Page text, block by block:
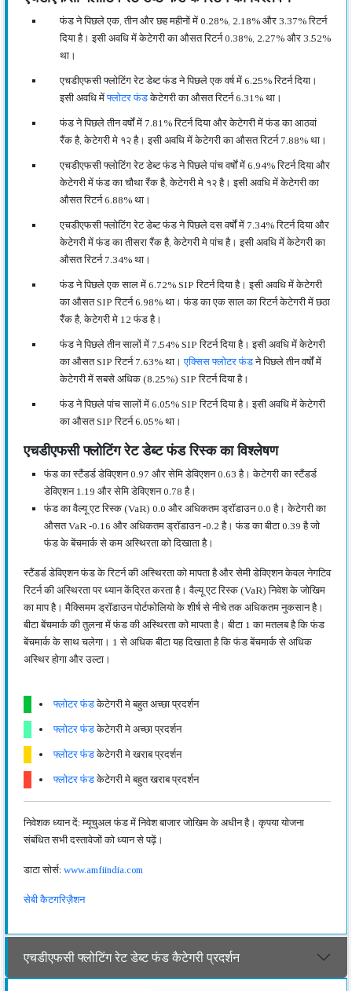
फंड ने पिछले एक, तीन और छह महीनों में 0.28%, 2.18% और 3.37% रिटर्न
दिया है। इसी अवधि में केटेगरी का औसत रिटर्न 0.38%, 2.27% और 3.52%
था।
एचडीएफसी फ्लोटिंग रेट डेब्ट फंड ने पिछले एक वर्ष में 6.25% रिटर्न दिया।
इसी अवधि मेंफ्लोटर फंडकेटेगरी का औसत रिटर्न 6.31% था।
फंड ने पिछले तीन वर्षों में 7.81% रिटर्न दिया और केटेगरी में फंड का आठवां
रैंक है, केटेगरी मे १२ है। इसी अवधि में केटेगरी का औसत रिटर्न 7.88% था।
एचडीएफसी फ्लोटिंग रेट डेब्ट फंड ने पिछले पांच वर्षों में 6.94% रिटर्न दिया और
केटेगरी में फंड का चौथा रैंक है, केटेगरी मे १२ है। इसी अवधि में केटेगरी का
औसत रिटर्न 6.88% था।
एचडीएफसी फ्लोटिंग रेट डेब्ट फंड ने पिछले दस वर्षों में 7.34% रिटर्न दिया और
केटेगरी में फंड का तीसरा रैंक है, केटेगरी मे पांच है। इसी अवधि में केटेगरी का
औसत रिटर्न 7.34% था।
फंड ने पिछले एक साल में 6.72% SIP रिटर्न दिया है। इसी अवधि में केटेगरी
का औसत SIP रिटर्न 6.98% था। फंड का एक साल का रिटर्न केटेगरी में छठा
रैंक है, केटेगरी मे 12 फंड है।
फंड ने पिछले तीन सालों में 7.54% SIP रिटर्न दिया है। इसी अवधि में केटेगरी
का औसत SIP रिटर्न 7.63% था।एक्सिस फ्लोटर फंडने पिछले तीन वर्षों में
केटेगरी में सबसे अधिक (8.25%) SIP रिटर्न दिया है।
फंड ने पिछले पांच सालों में 6.05% SIP रिटर्न दिया है। इसी अवधि में केटेगरी
का औसत SIP रिटर्न 6.05% था।
एचडीएफसी फ्लोटिंग रेट डेब्ट फंड रिस्क का विश्लेषण
फंड का स्टैंडर्ड डेविएशन 0.97 और सेमि डेविएशन 0.63 है। केटेगरी का स्टैंडर्ड
डेविएशन 1.19 और सेमि डेविएशन 0.78 है।
फंड का वैल्यू एट रिस्क (VaR) 0.0 और अधिकतम ड्रॉडाउन 0.0 है। केटेगरी का
औसत VaR -0.16 और अधिकतम ड्रॉडाउन -0.2 है। फंड का बीटा 0.39 है जो
फंड के बेंचमार्क से कम अस्थिरता को दिखाता है।
स्टैंडर्ड डेविएशन फंड के रिटर्न की अस्थिरता को मापता है और सेमी डेविएशन केवल नेगटिव
रिटर्न की अस्थिरता पर ध्यान केंद्रित करता है। वैल्यू एट रिस्क (VaR) निवेश के जोखिम
का माप है। मैक्सिमम ड्रॉडाउन पोर्टफोलियो के शीर्ष से नीचे तक अधिकतम नुकसान है।
बीटा बेंचमार्क की तुलना में फंड की अस्थिरता को मापता है। बीटा 1 का मतलब है कि फंड
बेंचमार्क के साथ चलेगा। 1 से अधिक बीटा यह दिखाता है कि फंड बेंचमार्क से अधिक
अस्थिर होगा और उल्टा।
फ्लोटर फंडकेटेगरी मे बहुत अच्छा प्रदर्शन
फ्लोटर फंडकेटेगरी मे अच्छा प्रदर्शन
फ्लोटर फंडकेटेगरी मे खराब प्रदर्शन
फ्लोटर फंडकेटेगरी मे बहुत खराब प्रदर्शन
निवेशक ध्यान दें: म्यूचुअल फंड में निवेश बाजार जोखिम के अधीन है। कृपया योजना
संबंधित सभी दस्तावेजों को ध्यान से पढ़ें।
डाटा सोर्स: www.amfiindia.com
सेबी कैटगरिज़ैशन
एचडीएफसी फ्लोटिंग रेट डेब्ट फंड कैटेगरी प्रदर्शन